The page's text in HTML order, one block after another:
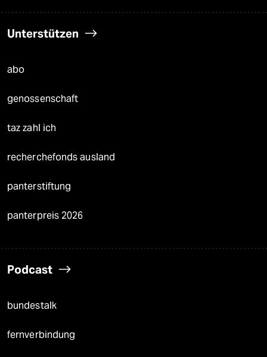
Unterstützen
abo
genossenschaft
taz zahl ich
recherchefonds ausland
panterstiftung
panterpreis 2026
Podcast
bundestalk
fernverbindung